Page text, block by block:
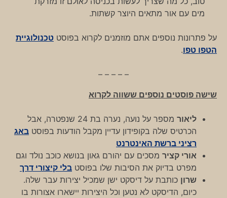
מים עם אור מתאים היוצר קשתות.
על פתרונות נוספים אתם מוזמנים לקרוא בפוסט טכנולוגיית
הטפו טפו.
– – – – –
שישה פוסטים נוספים ששווה לקרוא
ליאור
מספר על נועה, נערה בת 24 שנפטרה, אבל
הכרטיס שלה בקופידון עדיין מקבל הודעות בפוסט באג
רציני ברשת האינטרנט
אורי קציר מסכים עם יהורם גאון בנושא כוכב נולד וגם
מפרט בדיוק את הסיבות שלו בפוסט בלי קיצורי דרך
שרון כותבת על דיסקט ישן שמכיל יצירות עבר שלה.
כיום, הדיסקט לא נטען וכל היצירות יישארו אצורות בו